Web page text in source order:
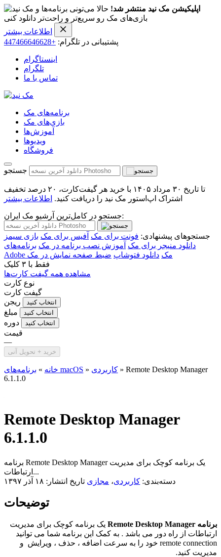
اپلیکیشن مک نید منتشر شد! حالا می‌تونی برنامه‌ها و
بازی‌های مک رو سریع‌تر و راحت‌تر دانلود کنی
اطلاعات بیشتر
پشتیبانی در تلگرام: +447466646628
اینستاگرام
تلگرام
تماس با ما
برنامه‌های مک
بازی‌های مک
آموزش‌ها
ویدیو‌ها
فروشگاه
جستجو
تا تاریخ ۳۰ مرداد ۱۴۰۵ با خرید هر گیفت‌کارت، ۲۰ درصد تخفیف
اشتراک اپ‌استور مک نید را دریافت کنید. اطلاعات بیشتر
جستجو در کامل‌ترین آرشیو مک ایران:
جستجوهای پیشنهادی: فونت برای مک آفیس برای مک بازی سیمز
دانلود منیجر برای مک آموزش نصب برنامه در مک برنامه‌های
Adobe مک دانلود فتوشاپ ضبط صفحه نمایش در مک
فقط با ۳ کلیک
مشاهده همه گیفت کارت‌ها
نوع کارت
گیفت کارت
ریجن
انتخاب کنید
مبلغ انتخاب کنید
دوره انتخاب کنید
قیمت
—
خرید + تحویل آنی
خانه » برنامه‌های macOS » کاربردی » Remote Desktop Manager
6.1.1.0
Remote Desktop Manager
6.1.1.0
برنامه Remote Desktop Manager یک برنامه کوچک برای مدیریت
ارتباطات...
دسته‌بندی: کاربردی، مجازی تاریخ انتشار: ۱۸ آذر ۱۳۹۷
توضیحات
برنامه Remote Desktop Manager
یک برنامه کوچک برای مدیریت
ارتباطات از راه دور می باشد . به کمک این برنامه شما می توانید
remote connection خود را به سرعت اضافه ، حذف ، ویرایش و
مدیریت کنید.